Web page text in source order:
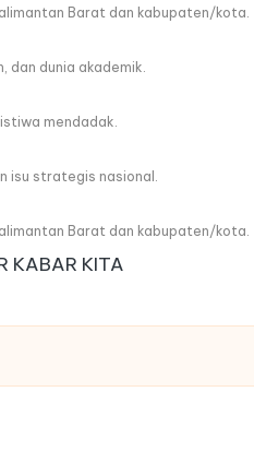
Barat dan kabupaten/kota.
dan dunia akademik.
mendadak.
isu strategis nasional.
Barat dan kabupaten/kota.
KABAR KITA